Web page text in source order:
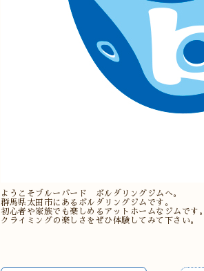
ようこそブルーバード ボルダリングジムへ。
群馬県太田市にあるボルダリングジムです。
初心者や家族でも楽しめるアットホームなジムです。
クライミングの楽しさをぜひ体験してみて下さい。